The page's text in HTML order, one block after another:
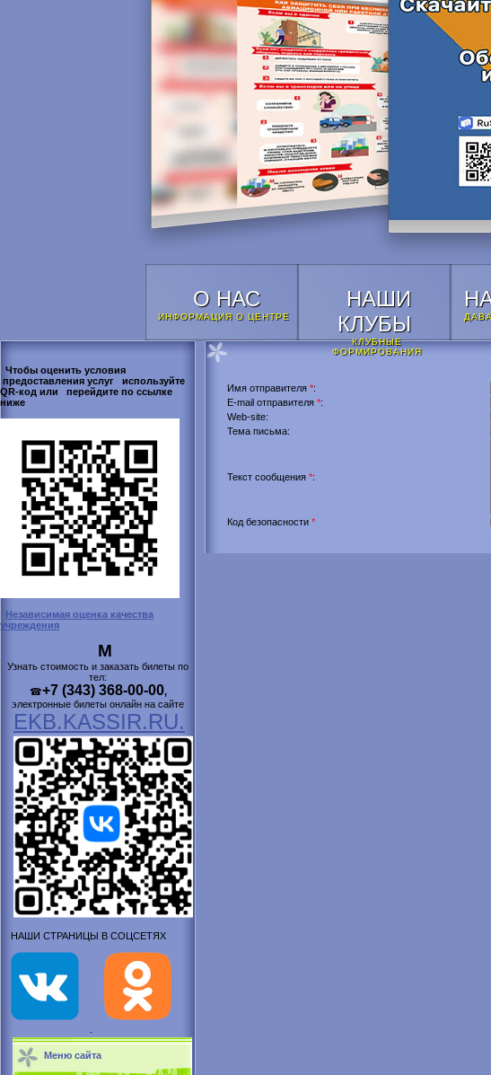
О НАС
ИНФОРМАЦИЯ О ЦЕНТРЕ
НАШИ
КЛУБЫ
КЛУБНЫЕ
ФОРМИРОВАНИЯ
Чтобы оценить условия
предоставления услуг используйте
QR-код или перейдите по ссылке
ниже
Независимая оценка качества
учреждения
М
Узнать стоимость и заказать билеты по
тел:
☎+7 (343) 368-00-00,
электронные билеты онлайн на сайте
EKB.KASSIR.RU.
НАШИ СТРАНИЦЫ В СОЦСЕТЯХ
Меню сайта
Имя отправителя *:
E-mail отправителя *:
Web-site:
Тема письма:
Текст сообщения *:
Код безопасности *